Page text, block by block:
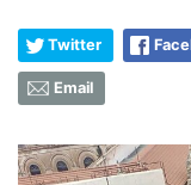
Twitter
Email